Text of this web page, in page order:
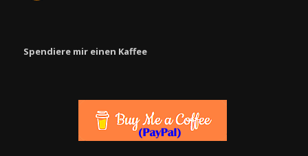
Spendiere mir einen Kaffee